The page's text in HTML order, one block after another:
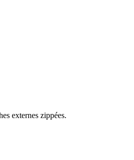
externes zippées.